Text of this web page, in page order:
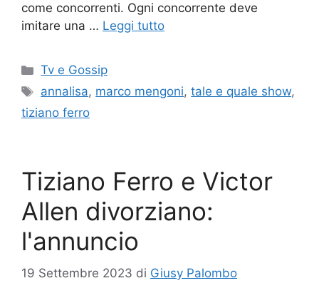
come concorrenti. Ogni concorrente deve
imitare una … Leggi tutto
Categorie
Tv e Gossip
Tag
annalisa, marco mengoni,tale e quale show,
tiziano ferro
Tiziano Ferro e Victor
Allen divorziano:
l'annuncio
19 Settembre 2023 di Giusy Palombo